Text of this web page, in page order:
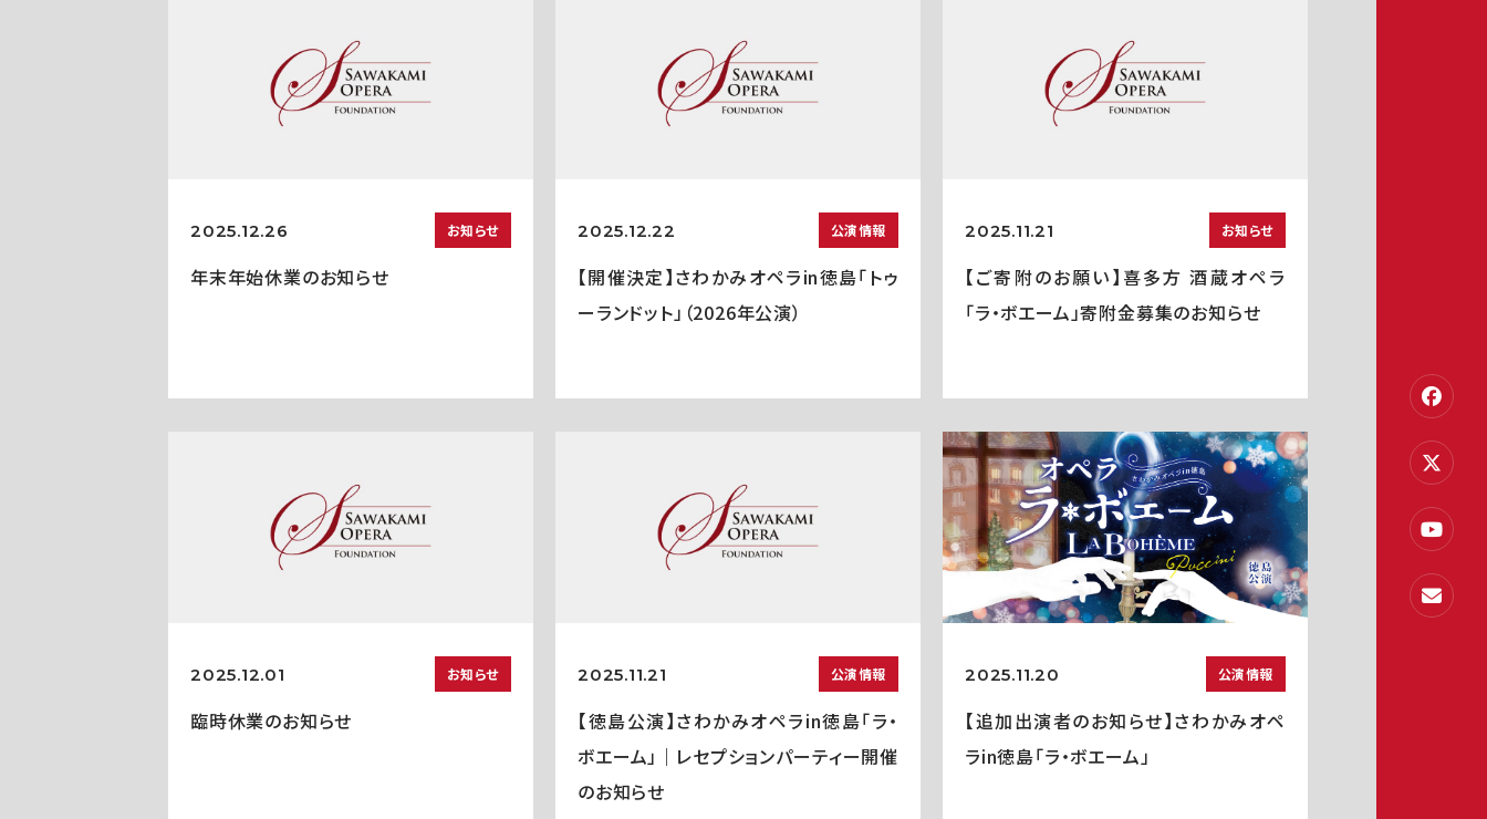
2025.12.26 お知らせ
年末年始休業のお知らせ
2025.12.22 公演情報
【開催決定】さわかみオペラin徳島「トゥ
ーランドット」（2026年公演）
2025.11.21 お知らせ
【ご寄附のお願い】喜多方 酒蔵オペラ
「ラ・ボエーム」寄附金募集のお知らせ
2025.12.01 お知らせ
臨時休業のお知らせ
2025.11.21 公演情報
【徳島公演】さわかみオペラin徳島「ラ・
ボエーム」｜レセプションパーティー開催
のお知らせ
2025.11.20 公演情報
【追加出演者のお知らせ】さわかみオペ
ラin徳島「ラ・ボエーム」